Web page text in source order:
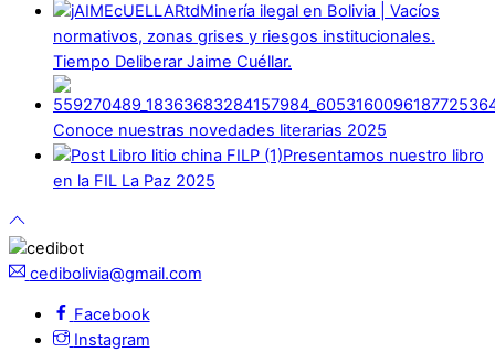
Minería ilegal en Bolivia | Vacíos
normativos, zonas grises y riesgos institucionales.
Tiempo Deliberar Jaime Cuéllar.
Conoce nuestras novedades literarias 2025
Presentamos nuestro libro
en la FIL La Paz 2025
cedibolivia@gmail.com
Facebook
Instagram